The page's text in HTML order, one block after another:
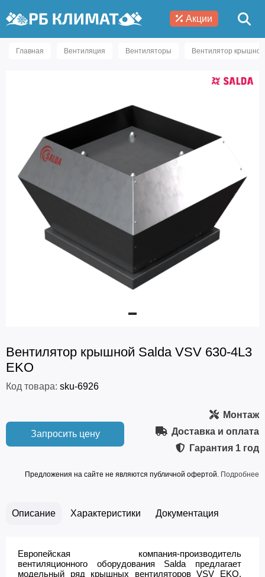
Акции
Главная Вентиляция Вентиляторы Вентилятор
Вентилятор крышной Salda VSV 630-4L3
EKO
Код товара: sku-6926
Запросить цену
Монтаж
Доставка и оплата
Гарантия 1 год
Предложения на сайте не являются публичной офертой. Подробнее
Описание Характеристики Документация
Европейская компания-производитель
вентиляционного оборудования Salda предлагает
модельный ряд крышных вентиляторов VSV EKO.